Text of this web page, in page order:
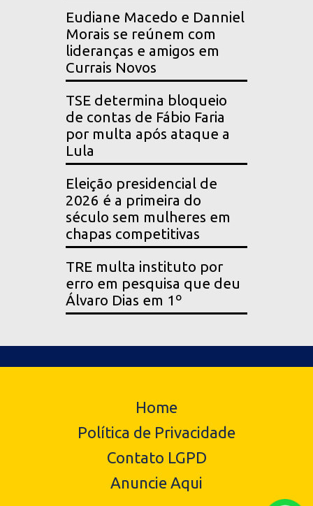
Eudiane Macedo e Danniel
Morais se reúnem com
lideranças e amigos em
Currais Novos
TSE determina bloqueio
de contas de Fábio Faria
por multa após ataque a
Lula
Eleição presidencial de
2026 é a primeira do
século sem mulheres em
chapas competitivas
TRE multa instituto por
erro em pesquisa que deu
Álvaro Dias em 1º
Home
Política de Privacidade
Contato LGPD
Anuncie Aqui